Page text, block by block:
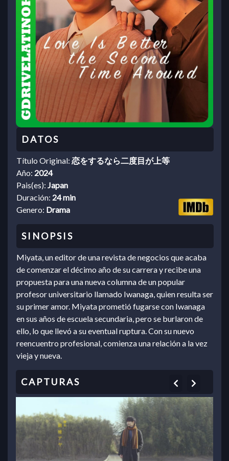
Título Original: 恋をするなら二度目が上等
Año: 2024
Pais(es): Japan
Duración: 24 min
Genero: Drama
Miyata, un editor de una revista de negocios que acaba
de comenzar el décimo año de su carrera y recibe una
propuesta para una nueva columna de un popular
profesor universitario llamado Iwanaga, quien resulta ser
su primer amor. Miyata prometió fugarse con Iwanaga
en sus años de escuela secundaria, pero se burlaron de
ello, lo que llevó a su eventual ruptura. Con su nuevo
reencuentro profesional, comienza una relación a la vez
vieja y nueva.
Previous